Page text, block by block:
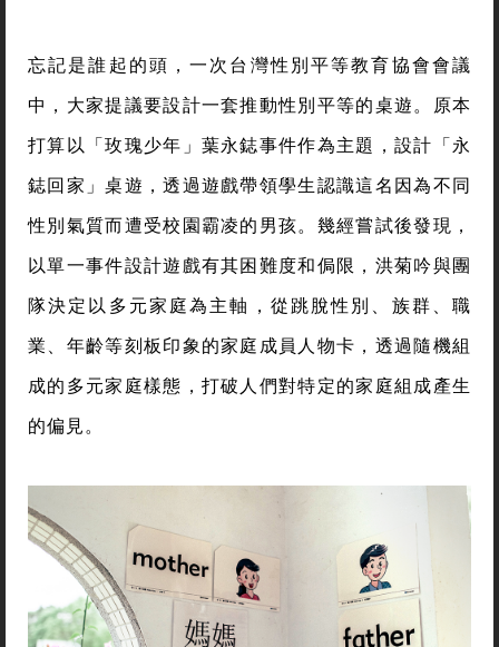
多元家庭不是只有同志婚姻
忘記是誰起的頭，一次台灣性別平等教育協會會議
中，大家提議要設計一套推動性別平等的桌遊。原本
打算以「玫瑰少年」葉永鋕事件作為主題，設計「永
鋕回家」桌遊，透過遊戲帶領學生認識這名因為不同
性別氣質而遭受校園霸凌的男孩。幾經嘗試後發現，
隊決定以多元家庭為主軸，從跳脫性別、族群、職
業、年齡等刻板印象的家庭成員人物卡，透過隨機組
成的多元家庭樣態，打破人們對特定的家庭組成產生
的偏見。